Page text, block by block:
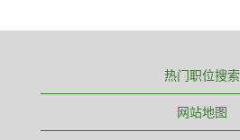
热门职位搜索
网站地图